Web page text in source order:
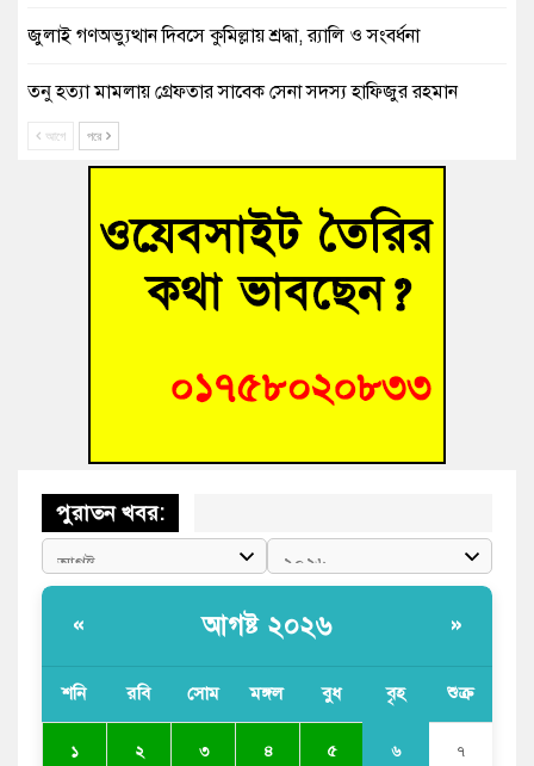
জুলাই গণঅভ্যুত্থান দিবসে কুমিল্লায় শ্রদ্ধা, র‍্যালি ও সংবর্ধনা
তনু হত্যা মামলায় গ্রেফতার সাবেক সেনা সদস্য হাফিজুর রহমান
আহত শিক্ষার্থীদের দেখতে গিয়ে মেডিকেলের ক্যান্টিনে অবরুদ্ধ জবি
হোমনায় বিধবা নারীর জমি দখল ও জীবননাশের হুমকির অভিযোগ
বুড়িচংয়ে অতিথি পাখির আবাসস্থল সংরক্ষণে প্রশাসনের উদ্যোগ; ৯
বুড়িচংয়ে জুলাই গণঅভ্যুত্থান দিবস উদযাপন উপলক্ষে প্রস্তুতিমূলক
আগে পরে
পুরাতন খবর:
« আগষ্ট ২০২৬ »
শনি রবি সোম মঙ্গল বুধ বৃহ শুক্র
১ ২ ৩ ৪ ৫ ৬ ৭